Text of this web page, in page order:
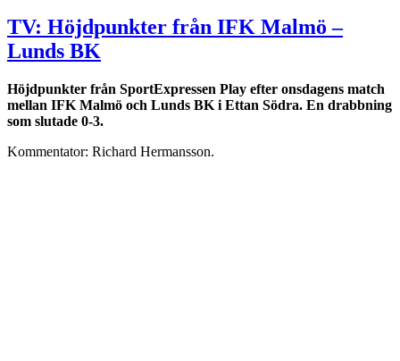
TV: Höjdpunkter från IFK Malmö –
Lunds BK
Höjdpunkter från SportExpressen Play efter onsdagens match
mellan IFK Malmö och Lunds BK i Ettan Södra. En drabbning
som slutade 0-3.
Kommentator: Richard Hermansson.